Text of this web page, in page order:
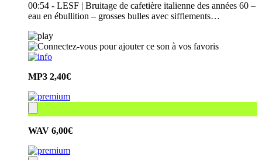
00:54 - LESF | Bruitage de cafetière italienne des années 60 –
eau en ébullition – grosses bulles avec sifflements…
MP3 2,40€
WAV 6,00€